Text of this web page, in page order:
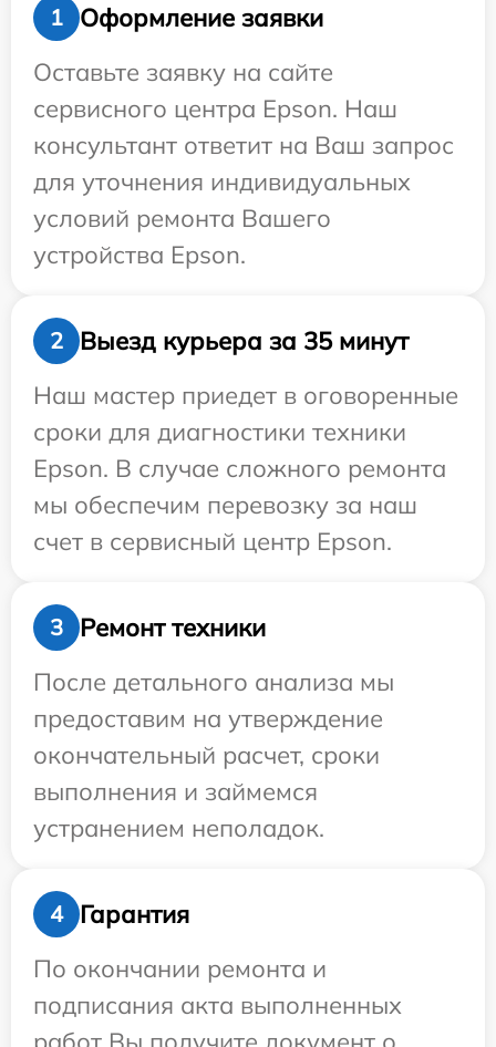
1
Оформление заявки
Оставьте заявку на сайте
сервисного центра Epson. Наш
консультант ответит на Ваш запрос
для уточнения индивидуальных
условий ремонта Вашего
устройства Epson.
2
Выезд курьера за 35 минут
Наш мастер приедет в оговоренные
сроки для диагностики техники
Epson. В случае сложного ремонта
мы обеспечим перевозку за наш
счет в сервисный центр Epson.
3
Ремонт техники
После детального анализа мы
предоставим на утверждение
окончательный расчет, сроки
выполнения и займемся
устранением неполадок.
4
Гарантия
По окончании ремонта и
подписания акта выполненных